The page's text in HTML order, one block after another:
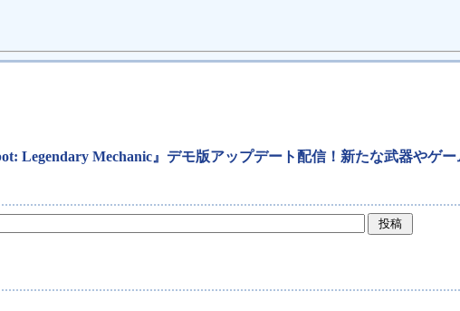
Legendary Mechanic』デモ版アップデート配信！新たな武器やゲ